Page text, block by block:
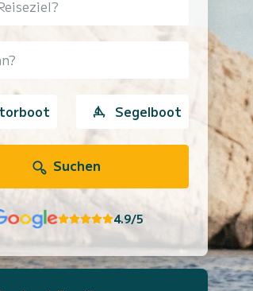
Segelboot
Suchen
4.9/5